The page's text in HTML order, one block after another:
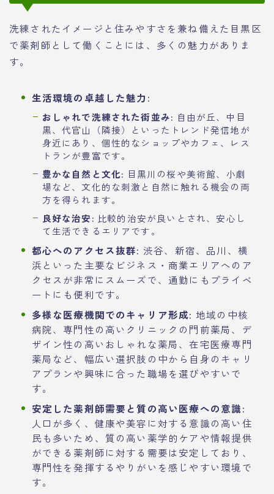
洗練されたイメージと住みやすさを兼ね備えた目黒区
で薬剤師として働くことには、多くの魅力がありま
す。
生活環境の卓越した魅力:
おしゃれで洗練された街並み: 自由が丘、中目
黒、代官山（隣接）といったトレンド発信地が
身近にあり、個性的なショップやカフェ、レス
トランが豊富です。
豊かな自然と文化: 目黒川の桜や美術館、小劇
場など、文化的な刺激と自然に触れる機会の両
方を得られます。
良好な治安: 比較的治安が良いとされ、安心し
て生活できるエリアです。
都心へのアクセス抜群: 渋谷、新宿、品川、横
浜といった主要なビジネス・商業エリアへのア
クセスが非常にスムーズで、通勤にもプライベ
ートにも便利です。
多様な医療機関でのキャリア形成: 地域の中核
病院、専門性の高いクリニックの門前薬局、デ
ザイン性の高いおしゃれな薬局、在宅医療専門
薬局など、幅広い選択肢の中から自身のキャリ
アプランや興味に合った職場を選びやすいで
す。
安定した薬剤師需要と質の高い医療への意識:
人口が多く、健康や美容に対する意識の高い住
民も多いため、質の高い薬学的ケアや情報提供
ができる薬剤師に対する需要は安定しており、
専門性を発揮するやりがいを感じやすい環境で
す。